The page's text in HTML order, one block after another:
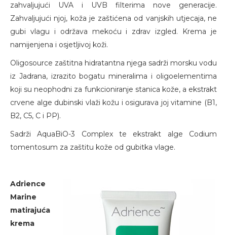
zahvaljujući UVA i UVB filterima nove generacije.
Zahvaljujući njoj, koža je zaštićena od vanjskih utjecaja, ne
gubi vlagu i održava mekoću i zdrav izgled. Krema je
namijenjena i osjetljivoj koži.
Oligosource zaštitna hidratantna njega sadrži morsku vodu
iz Jadrana, izrazito bogatu mineralima i oligoelementima
koji su neophodni za funkcioniranje stanica kože, a ekstrakt
crvene alge dubinski vlaži kožu i osigurava joj vitamine (B1,
B2, C5, C i PP).
Sadrži AquaBiO-3 Complex te ekstrakt alge Codium
tomentosum za zaštitu kože od gubitka vlage.
Adrience
Marine
matirajuća
krema